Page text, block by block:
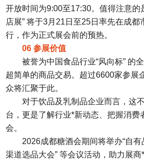
开放时间为9:00至17:30。值得注意的
店展” 将于3月21日至25日率先在成
行，作为正式展会前的预热。
06 参展价值
被誉为中国食品行业“风向标” 的
超简单的商品交易。超过6600家参展
众将汇聚于此。
对于饮品及乳制品企业而言，这
台，更是了解行业*新动态、把握消费
会。
2026成都糖酒会期间将举办“自有
渠道选品大会” 等会议活动，助力展